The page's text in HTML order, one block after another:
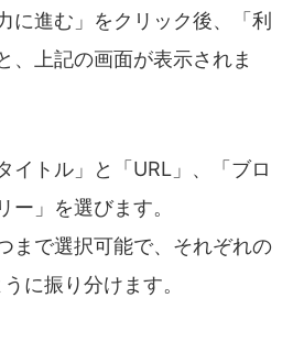
に進む」をクリック後、「利
、上記の画面が表示されま
イトル」と「URL」、「ブロ
ー」を選びます。
まで選択可能で、それぞれの
に振り分けます。